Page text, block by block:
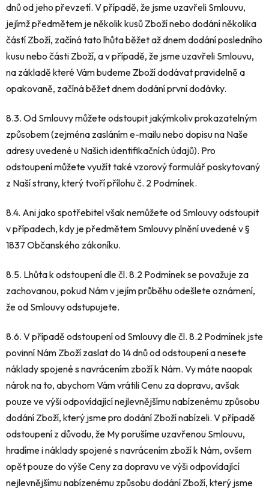
dnů od jeho převzetí. V případě, že jsme uzavřeli Smlouvu,
jejímž předmětem je několik kusů Zboží nebo dodání několika
částí Zboží, začíná tato lhůta běžet až dnem dodání posledního
kusu nebo části Zboží, a v případě, že jsme uzavřeli Smlouvu,
na základě které Vám budeme Zboží dodávat pravidelně a
opakovaně, začíná běžet dnem dodání první dodávky.
8.3. Od Smlouvy můžete odstoupit jakýmkoliv prokazatelným
způsobem (zejména zasláním e-mailu nebo dopisu na Naše
adresy uvedené u Našich identifikačních údajů). Pro
odstoupení můžete využít také vzorový formulář poskytovaný
z Naší strany, který tvoří přílohu č. 2 Podmínek.
8.4. Ani jako spotřebitel však nemůžete od Smlouvy odstoupit
v případech, kdy je předmětem Smlouvy plnění uvedené v §
1837 Občanského zákoníku.
8.5. Lhůta k odstoupení dle čl. 8.2 Podmínek se považuje za
zachovanou, pokud Nám v jejím průběhu odešlete oznámení,
že od Smlouvy odstupujete.
8.6. V případě odstoupení od Smlouvy dle čl. 8.2 Podmínek jste
povinní Nám Zboží zaslat do 14 dnů od odstoupení a nesete
náklady spojené s navrácením zboží k Nám. Vy máte naopak
nárok na to, abychom Vám vrátili Cenu za dopravu, avšak
pouze ve výši odpovídající nejlevnějšímu nabízenému způsobu
dodání Zboží, který jsme pro dodání Zboží nabízeli. V případě
odstoupení z důvodu, že My porušíme uzavřenou Smlouvu,
hradíme i náklady spojené s navrácením zboží k Nám, ovšem
opět pouze do výše Ceny za dopravu ve výši odpovídající
nejlevnějšímu nabízenému způsobu dodání Zboží, který jsme